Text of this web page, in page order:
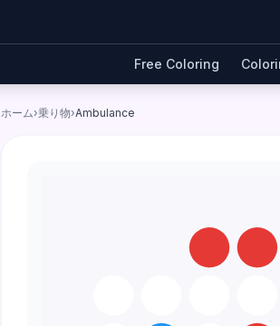
Free Coloring
ホーム›乗り物›Ambulance